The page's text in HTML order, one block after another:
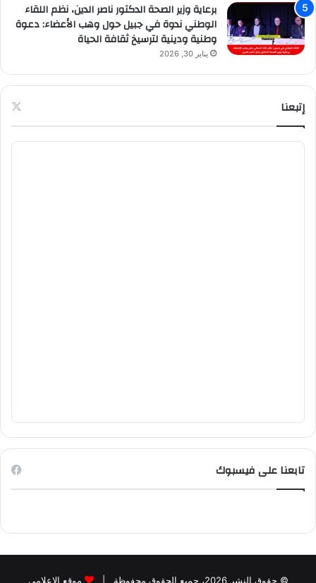
برعاية وزير الصحة الدكتور ناصر الدين، نظم اللقاء
الوطني ندوة في جبيل حول وهب الأعضاء: دعوة
وطنية ودينية لترسيخ ثقافة الحياة
يناير 30, 2026
إتبعنا
تابعنا على فيسبوك
© حقوق النشر 2026، جميع الحقوق محفوظة | موقع الاعلامي